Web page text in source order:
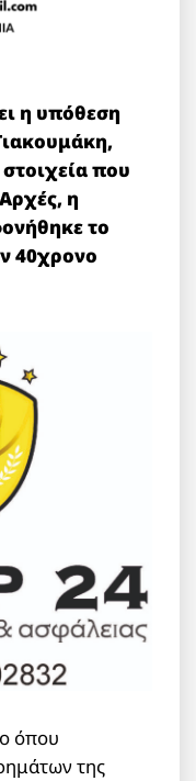
η υπόθεση
που
η
το
40χρονο
όπου
της